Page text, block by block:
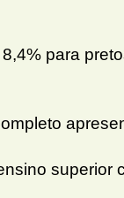
para
superior